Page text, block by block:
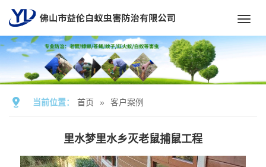
当前位置： 首页 » 客户案例
里水梦里水乡灭老鼠捕鼠工程